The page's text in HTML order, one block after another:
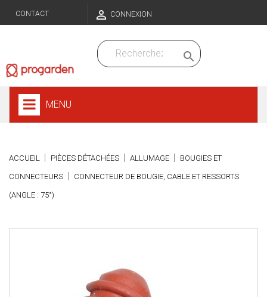
CONTACT  CONNEXION

MENU
ACCUEIL PIÈCES DÉTACHÉES ALLUMAGE BOUGIES ET
CONNECTEURS CONNECTEUR DE BOUGIE, CABLE ET RESSORTS
(ANGLE : 75°)